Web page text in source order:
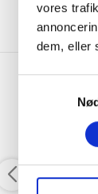
vores
dem, eller